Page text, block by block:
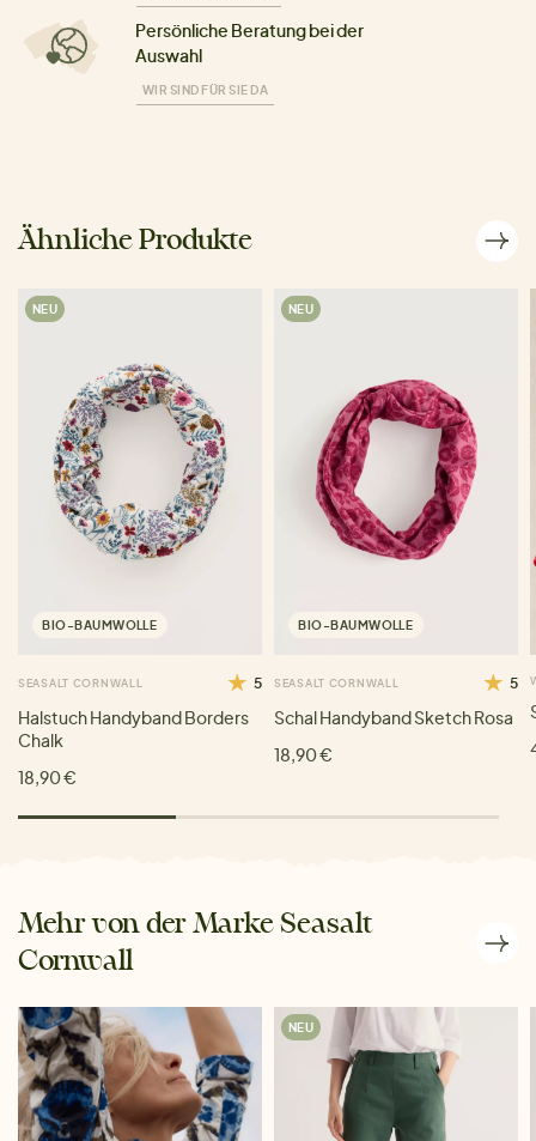
Persönliche Beratung bei der
Auswahl
WIR SIND FÜR SIE DA
Ähnliche Produkte
NEU
BIO-BAUMWOLLE
SEASALT CORNWALL 5
Halstuch Handyband Borders
Chalk
18,90 €
NEU
BIO-BAUMWOLLE
SEASALT CORNWALL 5
Schal Handyband Sketch Rosa
18,90 €
Mehr von der Marke Seasalt
Cornwall
NEU